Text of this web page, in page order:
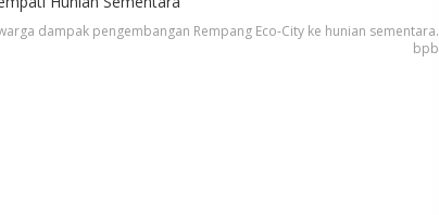
dampak pengembangan Rempang Eco-City ke hunian sementara.
bpb